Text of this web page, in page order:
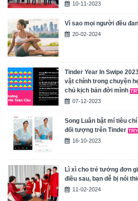
10-11-2023
Vì sao mọi người đều
20-02-2024
Tinder Year In Swipe
vật chính trong chuyện
chủ kịch bản đời mình
07-12-2023
Song Luân bật mí tiêu
đối tượng trên Tinder
16-10-2023
Lì xì cho trẻ tưởng đơn
điều sau, bạn dễ bị nói
11-02-2024